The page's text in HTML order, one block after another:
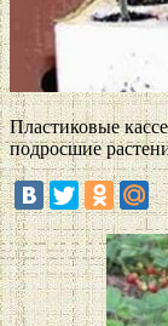
Пластиковые
подросшие